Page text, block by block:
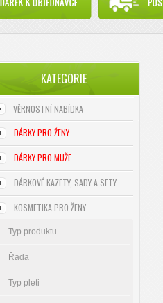
KATEGORIE
VĚRNOSTNÍ NABÍDKA
DÁRKY PRO ŽENY
DÁRKY PRO MUŽE
DÁRKOVÉ KAZETY, SADY A SETY
KOSMETIKA PRO ŽENY
Typ produktu
Řada
Typ pleti